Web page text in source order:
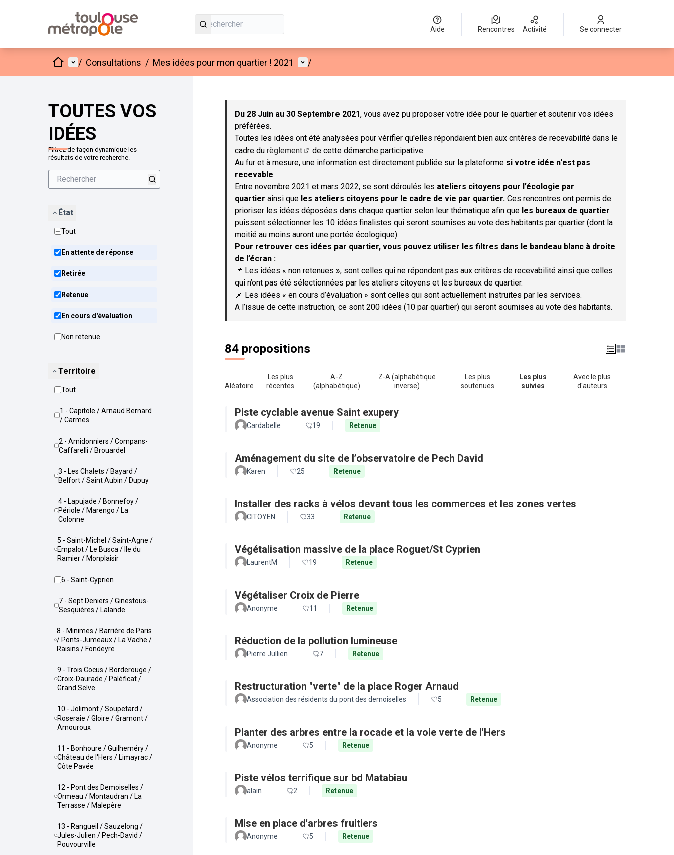
Aide Rencontres Activité Se connecter
AccueilMenu principal
/ Consultations / Mes idées pour mon quartier ! 2021 Menu utilisateur
/
TOUTES VOS
IDÉES
Filtrez de façon dynamique les
résultats de votre recherche.
État
Tout
En attente de réponse
Retirée
Retenue
En cours d'évaluation
Non retenue
Territoire
Tout
1 - Capitole / Arnaud Bernard
/ Carmes
2 - Amidonniers / Compans-
Caffarelli / Brouardel
3 - Les Chalets / Bayard /
Belfort / Saint Aubin / Dupuy
4 - Lapujade / Bonnefoy /
Périole / Marengo / La
Colonne
5 - Saint-Michel / Saint-Agne /
Empalot / Le Busca / Ile du
Ramier / Monplaisir
6 - Saint-Cyprien
7 - Sept Deniers / Ginestous-
Sesquières / Lalande
8 - Minimes / Barrière de Paris
/ Ponts-Jumeaux / La Vache /
Raisins / Fondeyre
9 - Trois Cocus / Borderouge /
Croix-Daurade / Paléficat /
Grand Selve
10 - Jolimont / Soupetard /
Roseraie / Gloire / Gramont /
Amouroux
11 - Bonhoure / Guilheméry /
Château de l'Hers / Limayrac /
Côte Pavée
12 - Pont des Demoiselles /
Ormeau / Montaudran / La
Terrasse / Malepère
13 - Rangueil / Sauzelong /
Jules-Julien / Pech-David /
Pouvourville
Passer la carte
Du 28 Juin au 30 Septembre 2021, vous avez pu proposer votre idée pour le quartier et soutenir vos idées
préférées.
Toutes les idées ont été analysées pour vérifier qu'elles répondaient bien aux critères de recevabilité dans le
cadre du règlement
(S'ouvre dans un nouvel onglet)
de cette démarche participative.
Au fur et à mesure, une information est directement publiée sur la plateforme si votre idée n'est pas
recevable.
Entre novembre 2021 et mars 2022, se sont déroulés les ateliers citoyens pour l’écologie par
quartier ainsi que les ateliers citoyens pour le cadre de vie par quartier. Ces rencontres ont permis de
prioriser les idées déposées dans chaque quartier selon leur thématique afin que les bureaux de quartier
puissent sélectionner les 10 idées finalistes qui seront soumises au vote des habitants par quartier (dont la
moitié au moins auront une portée écologique).
Pour retrouver ces idées par quartier, vous pouvez utiliser les filtres dans le bandeau blanc à droite
de l’écran :
📌 Les idées « non retenues », sont celles qui ne répondent pas aux critères de recevabilité ainsi que celles
qui n’ont pas été sélectionnées par les ateliers citoyens et les bureaux de quartier.
📌 Les idées « en cours d’évaluation » sont celles qui sont actuellement instruites par les services.
A l’issue de cette instruction, ce sont 200 idées (10 par quartier) qui seront soumises au vote des habitants.
84 propositions
Aléatoire
Les plus
récentes
A-Z
(alphabétique)
Z-A (alphabétique
inverse)
Les plus
soutenues
Les plus
suivies
Avec le plus
d'auteurs
Piste cyclable avenue Saint exupery
Cardabelle 19 Retenue
Aménagement du site de l’observatoire de Pech David
Karen 25 Retenue
Installer des racks à vélos devant tous les commerces et les zones vertes
CITOYEN 33 Retenue
Végétalisation massive de la place Roguet/St Cyprien
LaurentM 19 Retenue
Végétaliser Croix de Pierre
Anonyme 11 Retenue
Réduction de la pollution lumineuse
Pierre Jullien 7 Retenue
Restructuration "verte" de la place Roger Arnaud
Association des résidents du pont des demoiselles 5 Retenue
Planter des arbres entre la rocade et la voie verte de l'Hers
Anonyme 5 Retenue
Piste vélos terrifique sur bd Matabiau
alain 2 Retenue
Mise en place d'arbres fruitiers
Anonyme 5 Retenue